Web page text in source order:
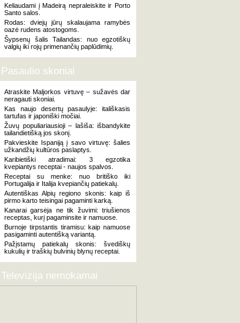
Keliaudami į Madeirą nepraleiskite ir Porto
Santo salos.
Rodas: dviejų jūrų skalaujama ramybės
oazė rudens atostogoms.
Šypsenų šalis Tailandas: nuo egzotiškų
valgių iki rojų primenančių paplūdimių.
Pasaulio skoniai
Atraskite Maljorkos virtuvę – sužavės dar
neragauti skoniai.
Kas naujo desertų pasaulyje: itališkasis
tartufas ir japoniški močiai.
Žuvų populiariausioji – lašiša: išbandykite
tailandietišką jos skonį.
Pakvieskite Ispaniją į savo virtuvę: šalies
užkandžių kultūros paslaptys.
Karibietiški atradimai: 3 egzotika
kvepiantys receptai - naujos spalvos.
Receptai su menke: nuo britiško iki
Portugalija ir Italija kvepiančių patiekalų.
Autentiškas Alpių regiono skonis: kaip iš
pirmo karto teisingai pagaminti karką.
Kanarai garsėja ne tik žuvimi: triušienos
receptas, kurį pagaminsite ir namuose.
Burnoje tirpstantis tiramisu: kaip namuose
pasigaminti autentišką variantą.
Pažįstamų patiekalų skonis: švediškų
kukulių ir traškių bulvinių blynų receptai.
Televizija nemokamai